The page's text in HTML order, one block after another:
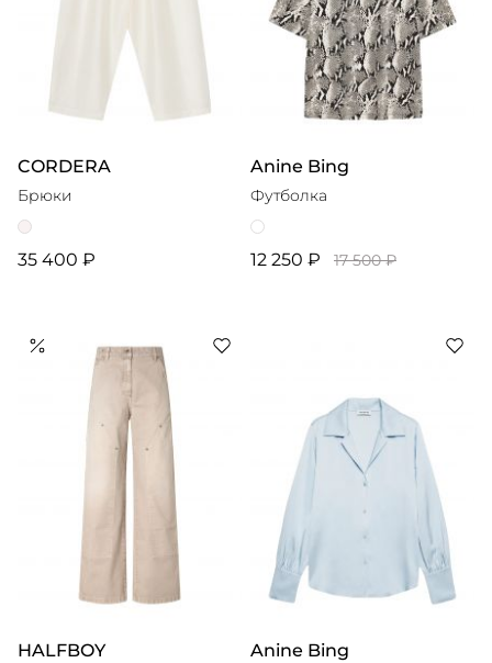
CORDERA
Брюки
35 400 ₽
Anine Bing
Футболка
12 250 ₽ 17 500 ₽
HALFBOY Anine Bing